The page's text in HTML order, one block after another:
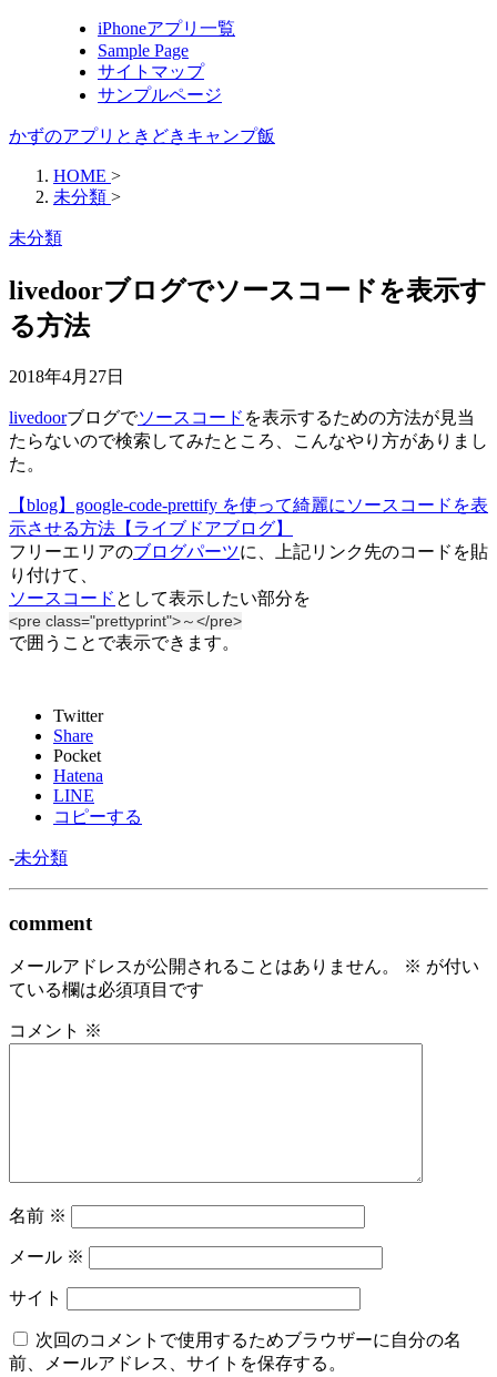
iPhoneアプリ一覧
Sample Page
サイトマップ
サンプルページ
かずのアプリときどきキャンプ飯
HOME >
未分類 >
未分類
livedoorブログでソースコードを表示す
る方法
2018年4月27日
livedoorブログでソースコード を表示するための方法が見当
たらないので検索してみたところ、こんなやり方がありまし
た。
【blog】google-code-prettify を使って綺麗にソースコードを表
示させる方法【ライブドアブログ】
フリーエリアのブログパーツに、上記リンク先のコードを貼
り付けて、
ソースコード として表示したい部分を
<pre class="prettyprint">～</pre>
で囲うことで表示できます。
Twitter
Share
Pocket
Hatena
LINE
コピーする
-未分類
comment
メールアドレスが公開されることはありません。 ※ が付い
ている欄は必須項目です
コメント ※
名前 ※
メール ※
サイト
次回のコメントで使用するためブラウザーに自分の名
前、メールアドレス、サイトを保存する。